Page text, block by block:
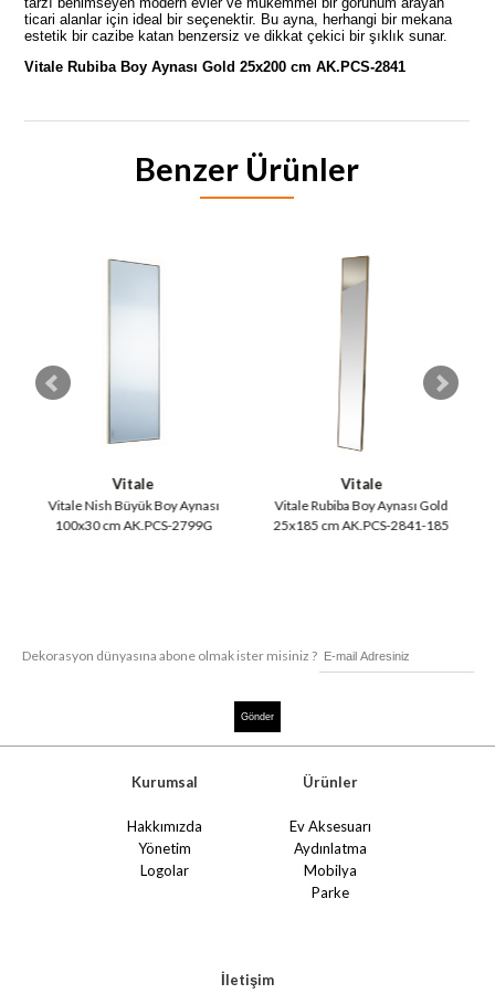
ticari alanlar için ideal bir seçenektir. Bu ayna, herhangi bir mekana
estetik bir cazibe katan benzersiz ve dikkat çekici bir şıklık sunar.
Vitale Rubiba Boy Aynası Gold 25x200 cm AK.PCS-2841
Benzer Ürünler
Vitale
Vitale Nish Büyük Boy Aynası
100x30 cm AK.PCS-2799G
Vitale
Vitale Rubiba Boy Aynası Gold
25x185 cm AK.PCS-2841-185
Dekorasyon dünyasına abone olmak ister misiniz ?
Kurumsal
Hakkımızda
Yönetim
Logolar
Ürünler
Ev Aksesuarı
Aydınlatma
Mobilya
Parke
İletişim